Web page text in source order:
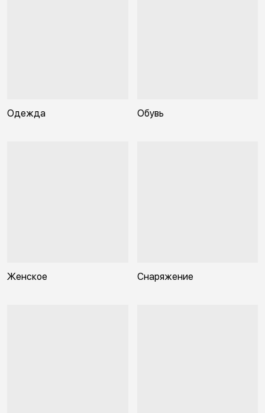
Одежда Обувь
Женское Снаряжение